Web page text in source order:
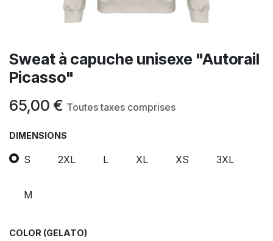
Sweat à capuche unisexe "Autorail
Picasso"
65,00 € Toutes taxes comprises
DIMENSIONS
S 2XL L XL XS 3XL
M
COLOR (GELATO)